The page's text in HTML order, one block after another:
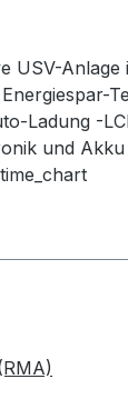
USV-
Ladung -
und